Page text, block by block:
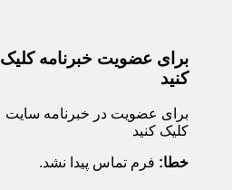
برای عضویت خبرنامه کلیک
کنید
برای عضویت در خبرنامه سایت
کلیک کنید
خطا: فرم تماس پیدا نشد.